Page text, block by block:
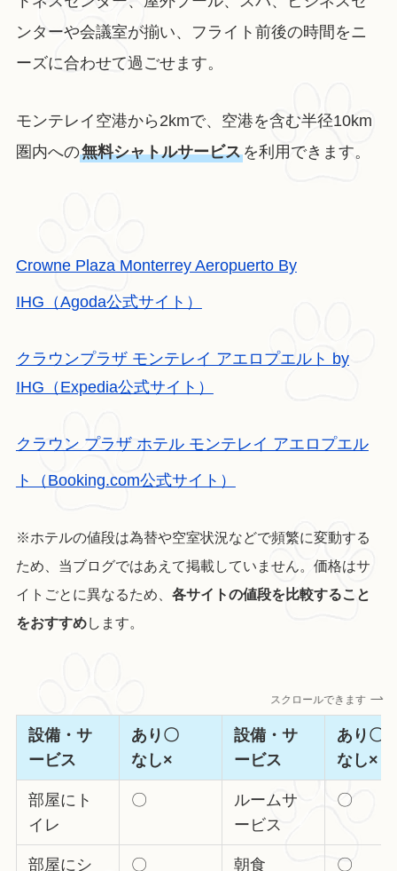
ンターや会議室が揃い、フライト前後の時間をニ
ーズに合わせて過ごせます。
モンテレイ空港から2kmで、空港を含む半径10km
圏内への無料シャトルサービスを利用できます。
Crowne Plaza Monterrey Aeropuerto By
IHG（Agoda公式サイト）
クラウンプラザ モンテレイ アエロプエルト by
IHG（Expedia公式サイト）
クラウン プラザ ホテル モンテレイ アエロプエル
ト（Booking.com公式サイト）
※ホテルの値段は為替や空室状況などで頻繁に変動する
ため、当ブログではあえて掲載していません。価格はサ
イトごとに異なるため、 各サイトの値段を比較すること
をおすすめします。
スクロールできます
設備・サ
ービス
あり〇
なし×
設備・サ
ービス
あり
なし×
部屋にト
イレ
〇
ルームサ
ービス
〇
部屋にシ
〇 朝食 〇